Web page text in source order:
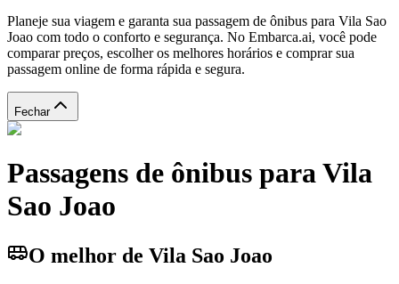
Planeje sua viagem e garanta sua passagem de ônibus para Vila Sao
Joao com todo o conforto e segurança. No Embarca.ai, você pode
comparar preços, escolher os melhores horários e comprar sua
passagem online de forma rápida e segura.
Fechar
Passagens de ônibus para Vila
Sao Joao
O melhor de Vila Sao Joao